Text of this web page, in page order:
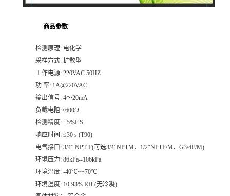
商品参数
检测原理: 电化学
采样方式: 扩散型
工作电源: 220VAC 50HZ
功 率: 1A@220VAC
输出信号: 4～20mA
负载电阻:<600Ω
检测精度: ±5%F.S
响应时间: ≤30 s (T90)
电气接口: 3/4” NPT F(可选3/4″NPTM、1/2″NPTF/M、G3/4F/M)
环境压力: 86kPa--106kPa
环境温度: -40℃~+70℃
环境湿度: 10-93% RH (无冷凝)